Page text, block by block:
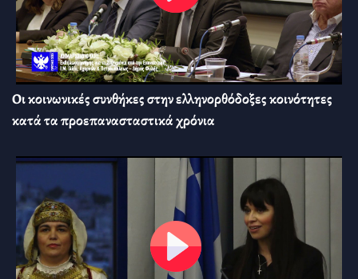
Οι κοινωνικές συνθήκες στην ελληνορθόδοξες κοινότητες
κατά τα προεπανασταστικά χρόνια